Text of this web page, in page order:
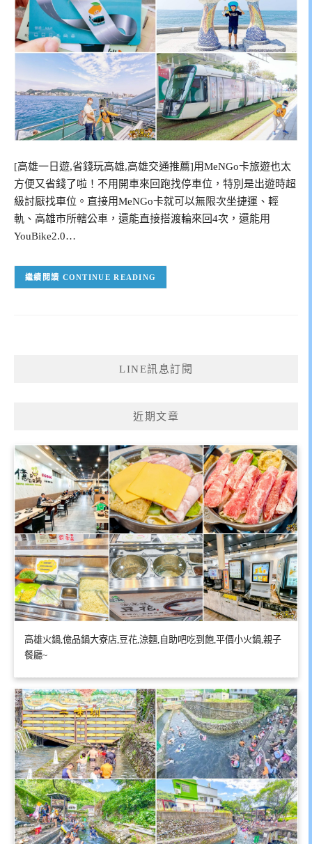
[高雄一日遊,省錢玩高雄,高雄交通推薦]用MeNGo卡旅遊也太
方便又省錢了啦！不用開車來回跑找停車位，特別是出遊時超
級討厭找車位。直接用MeNGo卡就可以無限次坐捷運、輕
軌、高雄市所轄公車，還能直接搭渡輪來回4次，還能用
YouBike2.0…
CONTINUE READING
LINE訊息訂閱
近期文章
高雄火鍋,億品鍋大寮店,豆花,涼麵,自助吧吃到飽,平價小火鍋,親子
餐廳~